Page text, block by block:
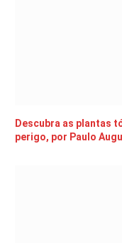
Descubra as plantas
perigo, por Paulo